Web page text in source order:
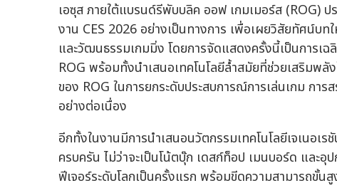
เอซุส ภายใต้แบรนด์รีพับบลิค ออฟ เกมเมอร์ส
งาน CES 2026 อย่างเป็นทางการ เพื่อเผยวิสัยทัศน์บ
และวัฒนธรรมเกมมิ่ง โดยการจัดแสดงครั้งนี้เป็นการ
ROG พร้อมทั้งนำเสนอเทคโนโลยีล้ำสมัยที่ช่วยเสริมพ
ของ ROG ในการยกระดับประสบการณ์การเล่นเกม กา
อย่างต่อเนื่อง
อีกทั้งในงานมีการนำเสนอนวัตกรรมเทคโนโลยีเจเนอเ
ครบครัน ไม่ว่าจะเป็นโน้ตบุ๊ก เดสก์ท็อป เมนบอร์ด แล
ฟีเจอร์ระดับโลกเป็นครั้งแรก พร้อมขีดความสามารถขั้น